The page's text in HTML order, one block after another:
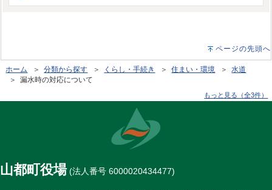
ページの先頭へ
ホーム ＞分類から探す ＞ くらし・手続き ＞住まい・環境 ＞水道
＞ 漏水時の対応について
もっと見る（全3件）
山都町役場(法人番号 6000020434477)